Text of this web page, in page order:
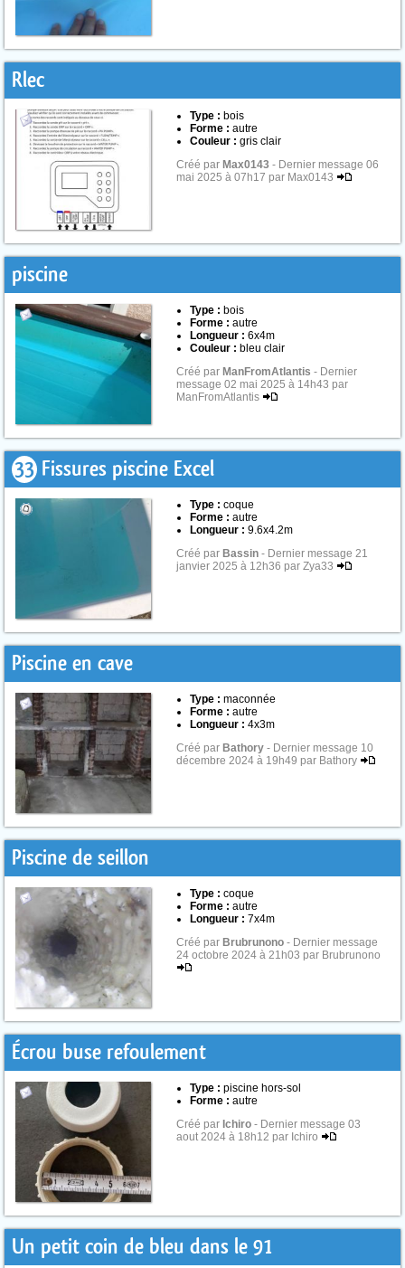
Rlec
Type : bois
Forme : autre
Couleur : gris clair
Créé par Max0143 - Dernier message 06
mai 2025 à 07h17 par Max0143
piscine
Type : bois
Forme : autre
Longueur : 6x4m
Couleur : bleu clair
Créé par ManFromAtlantis - Dernier
message 02 mai 2025 à 14h43 par
ManFromAtlantis
33 Fissures piscine Excel
Type : coque
Forme : autre
Longueur : 9.6x4.2m
Créé par Bassin - Dernier message 21
janvier 2025 à 12h36 par Zya33
Piscine en cave
Type : maconnée
Forme : autre
Longueur : 4x3m
Créé par Bathory - Dernier message 10
décembre 2024 à 19h49 par Bathory
Piscine de seillon
Type : coque
Forme : autre
Longueur : 7x4m
Créé par Brubrunono - Dernier message
24 octobre 2024 à 21h03 par Brubrunono
Écrou buse refoulement
Type : piscine hors-sol
Forme : autre
Créé par Ichiro - Dernier message 03
aout 2024 à 18h12 par Ichiro
Un petit coin de bleu dans le 91